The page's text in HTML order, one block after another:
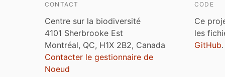
CONTACT
Centre sur la biodiversité
4101 Sherbrooke Est
Montréal, QC, H1X 2B2, Canada
Contacter le gestionnaire de
Noeud
CODE
Ce
les
GitHub.